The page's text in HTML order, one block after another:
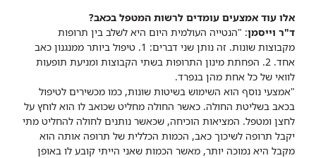
אלו עוד אמצעים עומדים לרשות המטפל בכאב?
ד"ר וייסמן: "הנטייה העולמית היום היא לשלב בין תרופות
מקבוצות שונות. זה נותן שני דברים: 1. טיפול ביותר ממנגנון כאב
אחד. 2. הפחתת מינון התרופות בשתי הקבוצות ומניעת תופעות
לוואי של כל אחת מהן בנפרד.
"אמצעי נוסף הוא השימוש בשיטות שונות, כמו מכשירים לטיפול
בכאב בשליטת החולה. כאשר החולה מחליט שכואב לו הוא לוחץ על
לחצן ומטפל. המציאות הוכיחה, שכאשר נותנים לחולה להחליט מתי
יקבל תרופה לשיכוך כאב, הכמות הכללית של תרופה אותה הוא
מקבל היא נמוכה יותר, מאשר הכמות שאני הייתי קובע לו באופן